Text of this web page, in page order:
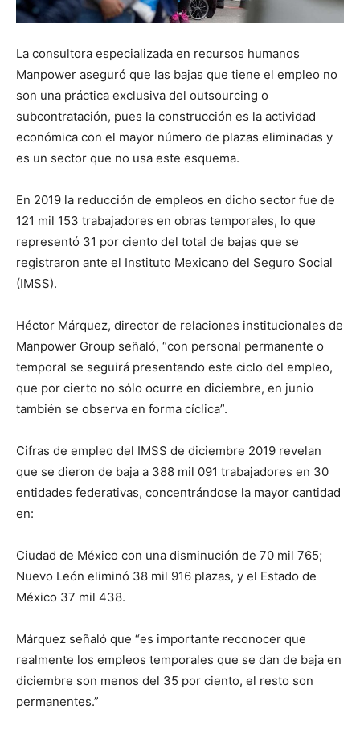
La consultora especializada en recursos humanos
Manpower aseguró que las bajas que tiene el empleo no
son una práctica exclusiva del outsourcing o
subcontratación, pues la construcción es la actividad
económica con el mayor número de plazas eliminadas y
es un sector que no usa este esquema.
En 2019 la reducción de empleos en dicho sector fue de
121 mil 153 trabajadores en obras temporales, lo que
representó 31 por ciento del total de bajas que se
registraron ante el Instituto Mexicano del Seguro Social
(IMSS).
Héctor Márquez, director de relaciones institucionales de
Manpower Group señaló, “con personal permanente o
temporal se seguirá presentando este ciclo del empleo,
que por cierto no sólo ocurre en diciembre, en junio
también se observa en forma cíclica”.
Cifras de empleo del IMSS de diciembre 2019 revelan
que se dieron de baja a 388 mil 091 trabajadores en 30
entidades federativas, concentrándose la mayor cantidad
en:
Ciudad de México con una disminución de 70 mil 765;
Nuevo León eliminó 38 mil 916 plazas, y el Estado de
México 37 mil 438.
Márquez señaló que “es importante reconocer que
realmente los empleos temporales que se dan de baja en
diciembre son menos del 35 por ciento, el resto son
permanentes.”